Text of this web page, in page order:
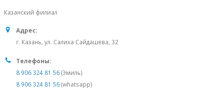
Казанский филиал
Адрес:
г. Казань, ул. Салиха Сайдашева, 32
Телефоны:
8 906 324 81 56(Эмиль)
8 906 324 81 56(whatsapp)